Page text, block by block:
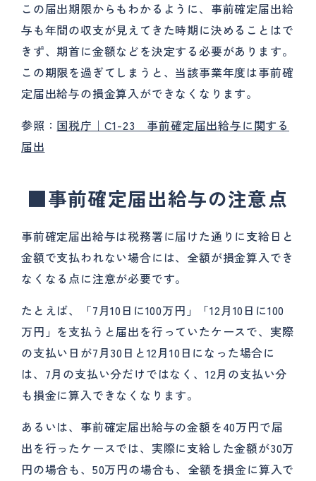
この届出期限からもわかるように、事前確定届出給
与も年間の収支が見えてきた時期に決めることはで
きず、期首に金額などを決定する必要があります。
この期限を過ぎてしまうと、当該事業年度は事前確
定届出給与の損金算入ができなくなります。
参照： 国税庁｜C1-23 事前確定届出給与に関する
届出
■事前確定届出給与の注意点
事前確定届出給与は税務署に届けた通りに支給日と
金額で支払われない場合には、全額が損金算入でき
なくなる点に注意が必要です。
たとえば、「7月10日に100万円」「12月10日に100
万円」を支払うと届出を行っていたケースで、実際
の支払い日が7月30日と12月10日になった場合に
は、7月の支払い分だけではなく、12月の支払い分
も損金に算入できなくなります。
あるいは、事前確定届出給与の金額を40万円で届
出を行ったケースでは、実際に支給した金額が30万
円の場合も、50万円の場合も、全額を損金に算入で